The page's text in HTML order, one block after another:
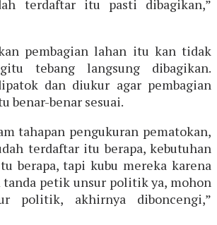
terdaftar itu pasti dibagikan,”
pembagian lahan itu kan tidak
tebang langsung dibagikan.
dan diukur agar pembagian
benar-benar sesuai.
tahapan pengukuran pematokan,
terdaftar itu berapa, kebutuhan
berapa, tapi kubu mereka karena
tanda petik unsur politik ya, mohon
politik, akhirnya diboncengi,”